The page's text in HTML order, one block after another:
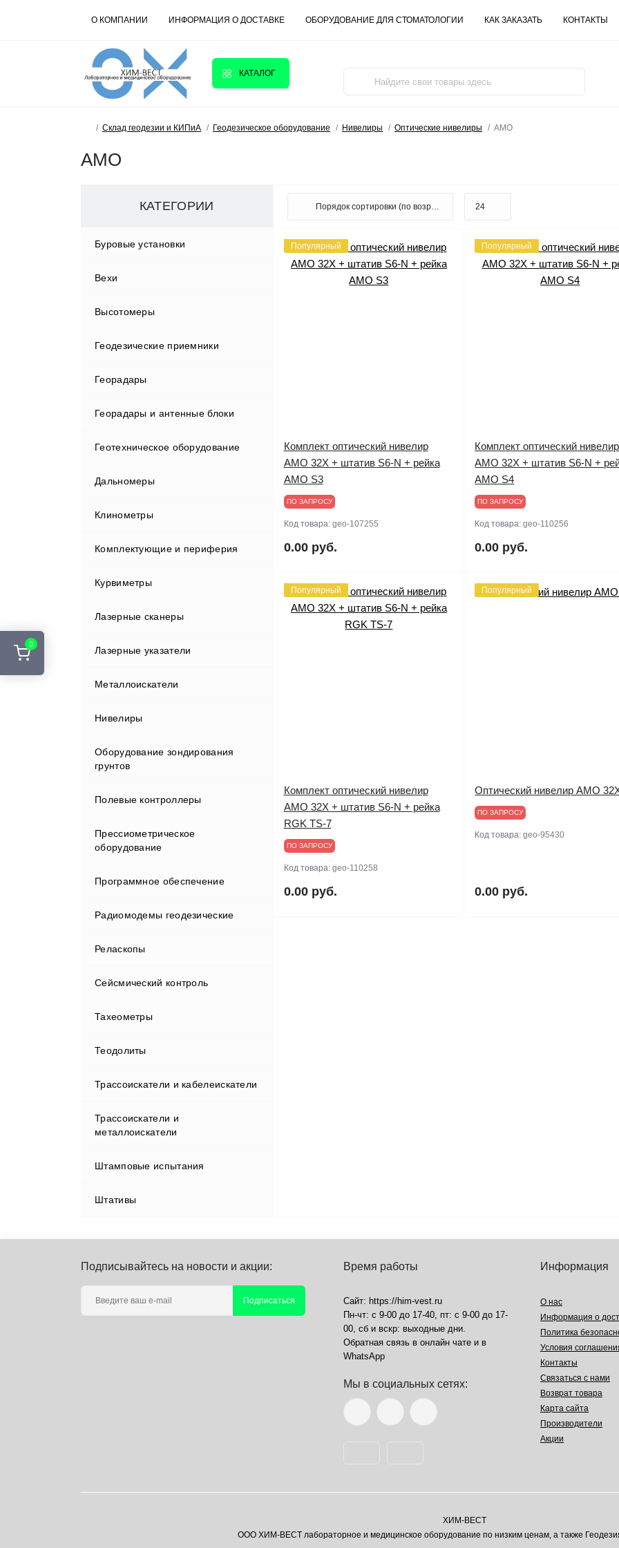
0
О КОМПАНИИ ИНФОРМАЦИЯ О ДОСТАВКЕ ОБОРУДОВАНИЕ ДЛЯ СТОМАТОЛОГИИ КАК ЗАКАЗАТЬ КОНТАКТЫ
КАТАЛОГ
Склад геодезии и КИПиА Геодезическое оборудование Нивелиры Оптические нивелиры AMO
AMO
КАТЕГОРИИ
Буровые установки
Вехи
Высотомеры
Геодезические приемники
Георадары
Георадары и антенные блоки
Геотехническое оборудование
Дальномеры
Клинометры
Комплектующие и периферия
Адаптеры и переходники
Аккумуляторы и ЗУ
Вехи
Держатели
Индукторы
Кабели
Отражатели
Принадлежности для хранения и
Курвиметры
Лазерные сканеры
Лазерные указатели
Металлоискатели
Нивелиры
Оборудование зондирования
грунтов
Полевые контроллеры
Прессиометрическое
оборудование
Программное обеспечение
Радиомодемы геодезические
Реласкопы
Сейсмический контроль
Сейсмостанции
Тахеометры
Теодолиты
Трассоискатели и кабелеискатели
Трассоискатели и
металлоискатели
Аксессуары к металлоискателям
Металлоискатели
Штамповые испытания
Штативы
Популярный
Комплект оптический нивелир
AMO 32X + штатив S6-N + рейка
AMO S3
ПО ЗАПРОСУ
Код товара: geo-107255
0.00 руб.
Популярный
Комплект оптический нивелир
AMO 32X + штатив S6-N +
AMO S4
ПО ЗАПРОСУ
Код товара:geo-110256
0.00 руб.
Популярный
Комплект оптический нивелир
AMO 32X + штатив S6-N + рейка
RGK TS-7
ПО ЗАПРОСУ
Код товара: geo-110258
0.00 руб.
Популярный
Оптический нивелир AMO
ПО ЗАПРОСУ
Код товара:geo-95430
0.00 руб.
Подписывайтесь на новости и акции:
Подписаться
Время работы
Сайт: https://him-vest.ru
Пн-чт: с 9-00 до 17-40, пт: с 9-00 до 17-
00, сб и вскр: выходные дни.
Обратная связь в онлайн чате и в
WhatsApp
Мы в социальных сетях:
Информация
О нас
Информация о
Политика
Условия
Контакты
Связаться с нами
Возврат товара
Карта сайта
Производители
Акции
ХИМ-ВЕСТ
ООО ХИМ-ВЕСТ лабораторное и медицинское оборудование по низким ценам, а также